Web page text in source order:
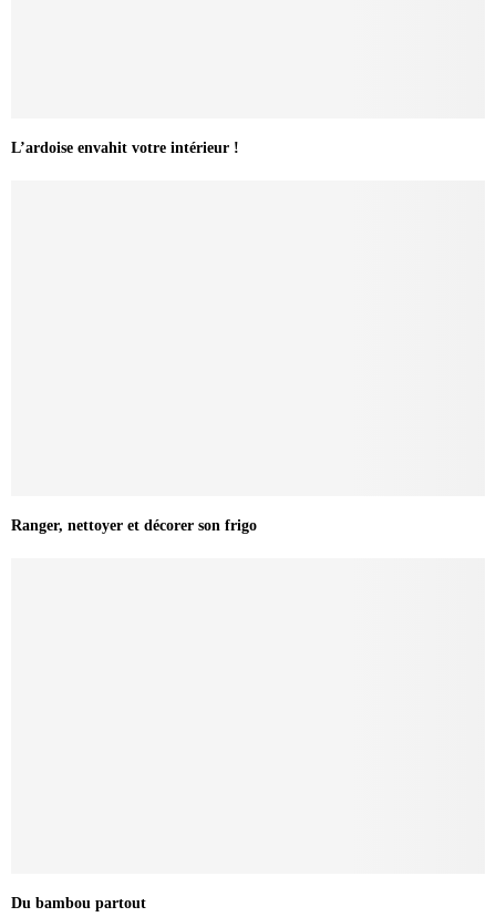
L’ardoise envahit votre intérieur !
Ranger, nettoyer et décorer son frigo
Du bambou partout